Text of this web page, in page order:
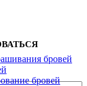
бровей
бровей